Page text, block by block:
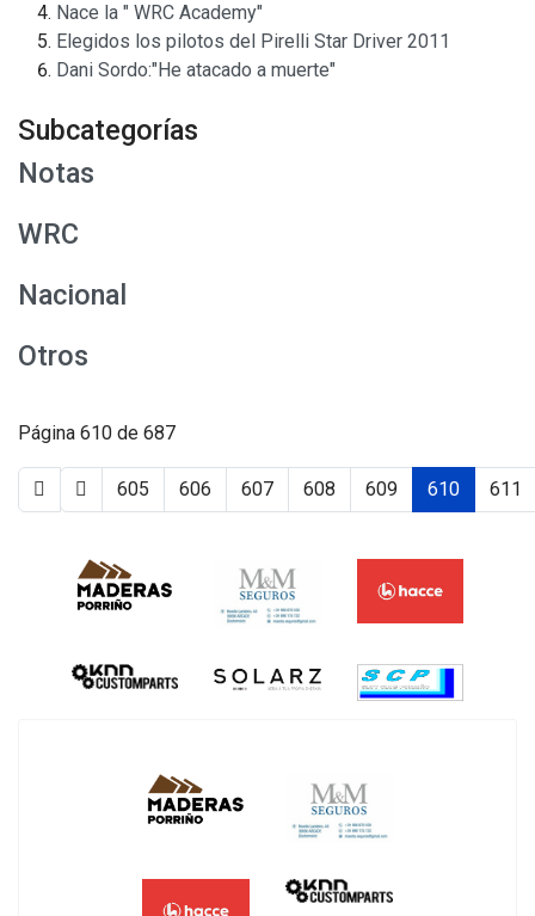
Nace la " WRC Academy"
Elegidos los pilotos del Pirelli Star Driver 2011
Dani Sordo:"He atacado a muerte"
Subcategorías
Notas
WRC
Nacional
Otros
Página 610 de 687
605 606 607 608 609 610 611